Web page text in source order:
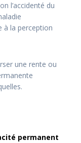
l’accidenté du
à la perception
une rente ou
permanent